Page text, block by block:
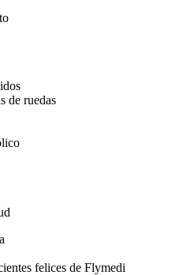
de ruedas
felices de Flymedi